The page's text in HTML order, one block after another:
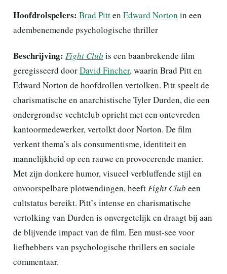
Hoofdrolspelers: Brad Pitten Edward Norton in een
adembenemende psychologische thriller
Beschrijving: Fight Club is een baanbrekende film
geregisseerd doorDavid Fincher, waarin Brad Pitt en
Edward Norton de hoofdrollen vertolken. Pitt speelt de
charismatische en anarchistische Tyler Durden, die een
ondergrondse vechtclub opricht met een ontevreden
kantoormedewerker, vertolkt door Norton. De film
verkent thema’s als consumentisme, identiteit en
mannelijkheid op een rauwe en provocerende manier.
Met zijn donkere humor, visueel verbluffende stijl en
onvoorspelbare plotwendingen, heeftFight Club een
cultstatus bereikt. Pitt’s intense en charismatische
vertolking van Durden is onvergetelijk en draagt bij aan
de blijvende impact van de film. Een must-see voor
liefhebbers van psychologische thrillers en sociale
commentaar.